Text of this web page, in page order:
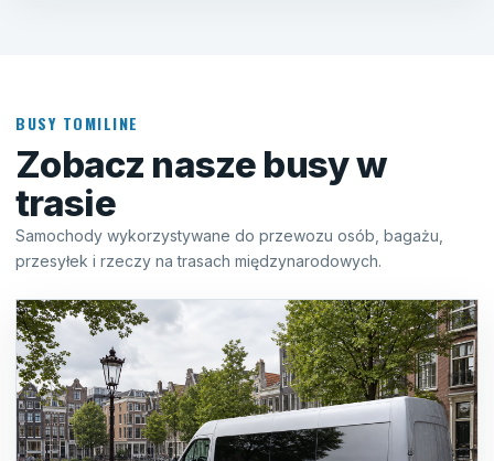
BUSY TOMILINE
Zobacz nasze busy w
trasie
Samochody wykorzystywane do przewozu osób, bagażu,
przesyłek i rzeczy na trasach międzynarodowych.